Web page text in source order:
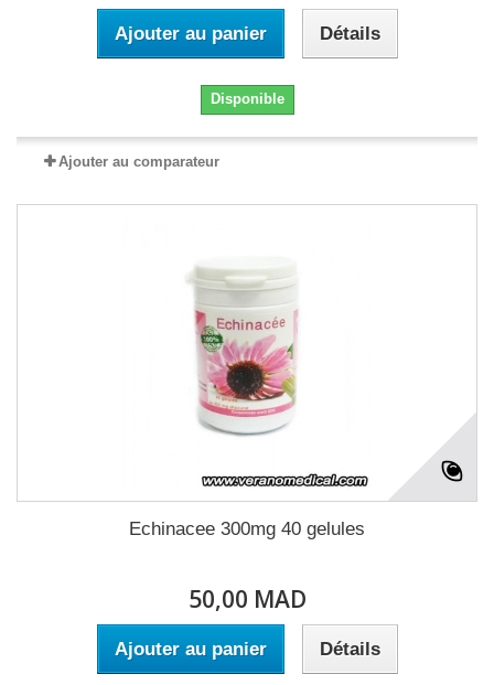
Ajouter au panier Détails
Disponible
Ajouter au comparateur
Echinacee 300mg 40 gelules
50,00 MAD
Ajouter au panier Détails